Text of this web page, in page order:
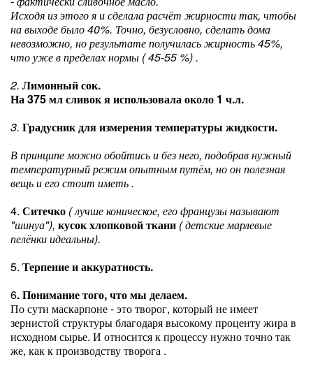
Исходя из этого я и сделала расчёт жирности так, чтобы
на выходе было 40%. Точно, безусловно, сделать дома
невозможно, но результате получилась жирность 45%,
что уже в пределах нормы ( 45-55 %) .
2. Лимонный сок.
На 375 мл сливок я использовала около 1 ч.л.
3. Градусник для измерения температуры жидкости.
В принципе можно обойтись и без него, подобрав нужный
температурный режим опытным путём, но он полезная
вещь и его стоит иметь .
4. Ситечко ( лучше коническое, его французы называют
"шинуа"), кусок хлопковой ткани ( детские марлевые
пелёнки идеальны).
5. Терпение и аккуратность.
6. Понимание того, что мы делаем.
По сути маскарпоне - это творог, который не имеет
зернистой структуры благодаря высокому проценту жира в
исходном сырье. И относится к процессу нужно точно так
же, как к производству творога .